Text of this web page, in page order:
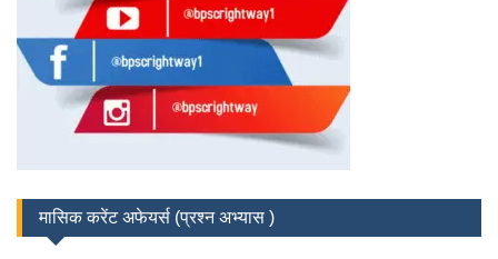
मासिक करेंट अफेयर्स (प्रश्न अभ्यास )